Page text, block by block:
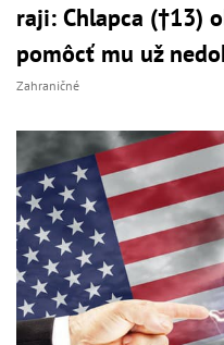
raji: Chlapca (†13)
pomôcť mu už
Zahraničné